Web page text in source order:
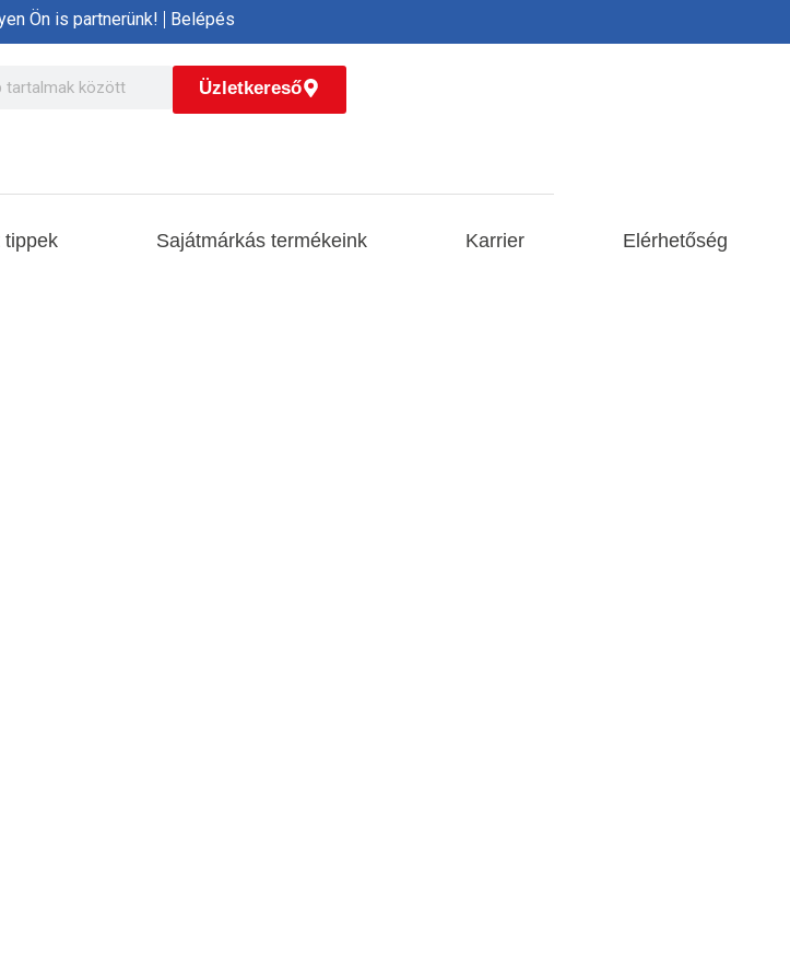
Ön is partnerünk! Belépés
Üzletkereső
tippek Sajátmárkás termékeink Karrier Elérhetőség